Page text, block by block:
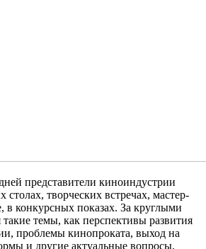
представители киноиндустрии
столах, творческих встречах, мастер-
в конкурсных показах. За круглыми
темы, как перспективы развития
проблемы кинопроката, выход на
и другие актуальные вопросы.